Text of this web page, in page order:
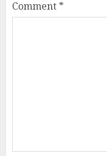
Comment *